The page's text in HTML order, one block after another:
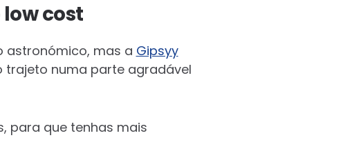
cost
astronómico, mas a Gipsyy
trajeto numa parte agradável
para que tenhas mais